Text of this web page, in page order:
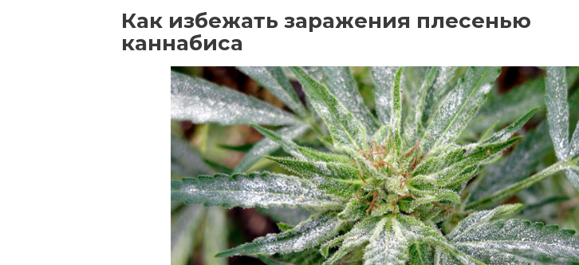
Как избежать заражения плесенью
каннабиса